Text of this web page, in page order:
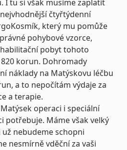
I tu si však musíme zaplatit
čtyřtýdenní
který mu pomůže
pohybové vzorce,
pobyt tohoto
korun. Dohromady
náklady na Matýskovu léčbu
a to nepočítám výdaje za
a terapie.
operaci i speciální
potřebuje. Máme však velký
nebudeme schopni
nesmírně vděční za vaši